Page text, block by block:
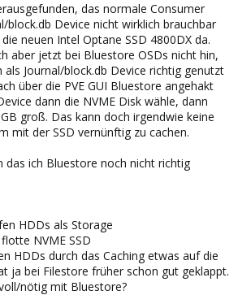
das normale Consumer
block.db Device nicht wirklich brauchbar
neuen Intel Optane SSD 4800DX da.
aber jetzt bei Bluestore OSDs nicht hin,
als Journal/block.db Device richtig genutzt
über die PVE GUI Bluestore angehakt
dann die NVME Disk wähle, dann
groß. Das kann doch irgendwie keine
mit der SSD vernünftig zu cachen.
das ich Bluestore noch nicht richtig
HDDs als Storage
NVME SSD
HDDs durch das Caching etwas auf die
ja bei Filestore früher schon gut geklappt.
nötig mit Bluestore?